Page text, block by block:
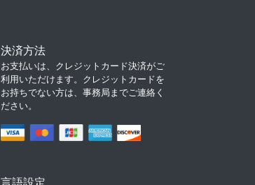
決済方法
お支払いは、クレジットカード決済がご
利用いただけます。クレジットカードを
お持ちでない方は、事務局までご連絡く
ださい。
言語設定